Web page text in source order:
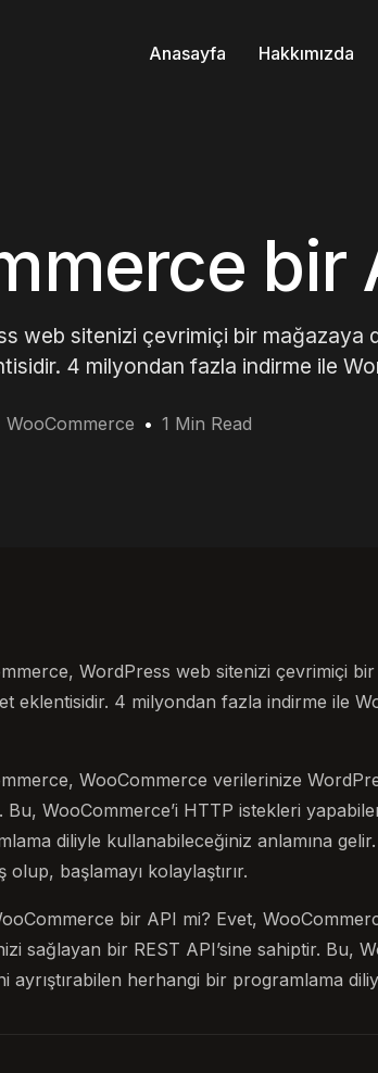
Anasayfa Hakkımızda
bir
web sitenizi çevrimiçi bir mağazaya
4 milyondan fazla indirme ile
WooCommerce 1 Min Read
WordPress web sitenizi çevrimiçi
eklentisidir. 4 milyondan fazla indirme ile
WooCommerce verilerinize
Bu, WooCommerce’i HTTP istekleri
diliyle kullanabileceğiniz anlamına
olup, başlamayı kolaylaştırır.
bir API mi? Evet,
sağlayan bir REST API’sine sahiptir. Bu,
ayrıştırabilen herhangi bir programlama